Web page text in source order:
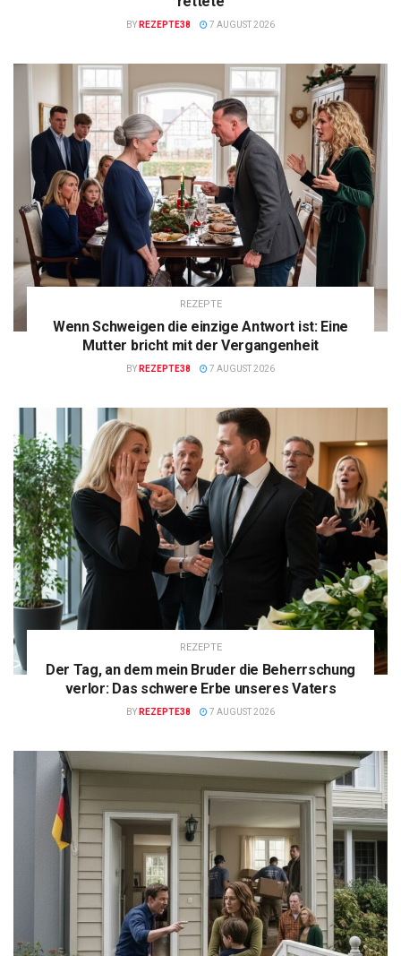
BY REZEPTE38 7 AUGUST 2026
REZEPTE
Wenn Schweigen die einzige Antwort ist: Eine
Mutter bricht mit der Vergangenheit
BY REZEPTE38 7 AUGUST 2026
REZEPTE
Der Tag, an dem mein Bruder die Beherrschung
verlor: Das schwere Erbe unseres Vaters
BY REZEPTE38 7 AUGUST 2026